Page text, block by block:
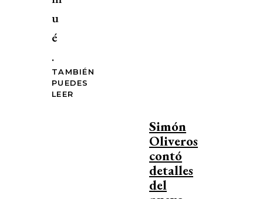
u
é
.
TAMBIÉN
PUEDES
LEER
Simón
Oliveros
contó
detalles
del